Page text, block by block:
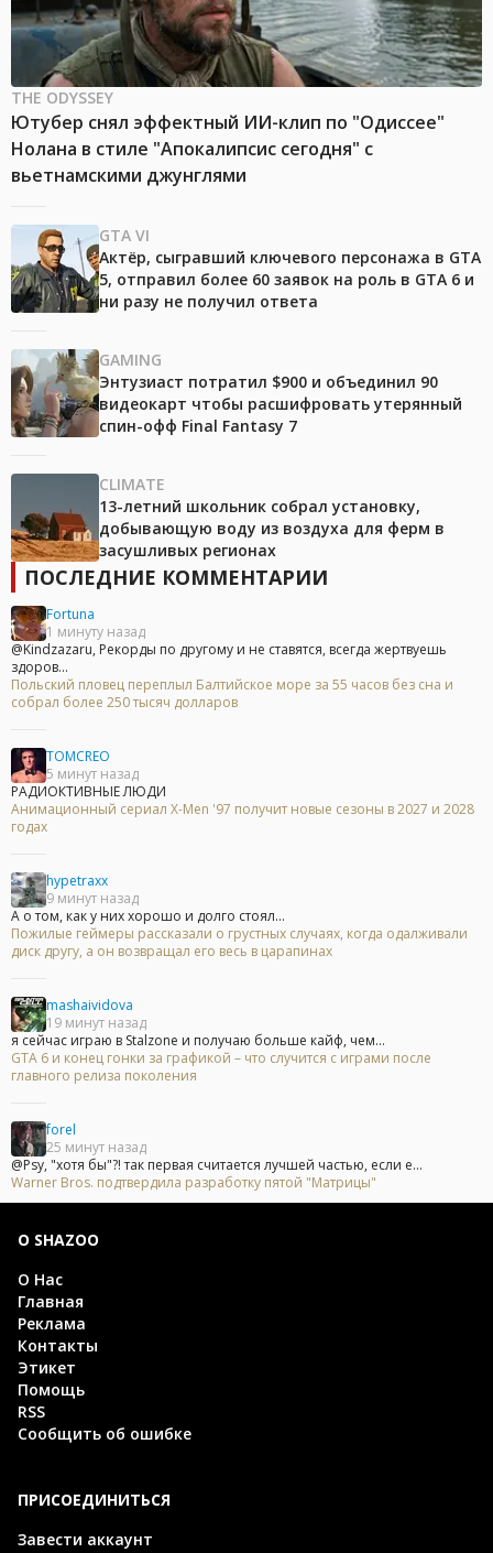
THE ODYSSEY
Ютубер снял эффектный ИИ-клип по "Одиссее"
Нолана в стиле "Апокалипсис сегодня" с
вьетнамскими джунглями
GTA VI
Актёр, сыгравший ключевого персонажа в GTA
5, отправил более 60 заявок на роль в GTA 6 и
ни разу не получил ответа
GAMING
Энтузиаст потратил $900 и объединил 90
видеокарт чтобы расшифровать утерянный
спин-офф Final Fantasy 7
CLIMATE
13-летний школьник собрал установку,
добывающую воду из воздуха для ферм в
засушливых регионах
ПОСЛЕДНИЕ КОММЕНТАРИИ
Fortuna
1 минуту назад
@Kindzazaru, Рекорды по другому и не ставятся, всегда жертвуешь
здоров...
Польский пловец переплыл Балтийское море за 55 часов без сна и
собрал более 250 тысяч долларов
TOMCREO
5 минут назад
РАДИОКТИВНЫЕ ЛЮДИ
Анимационный сериал X-Men '97 получит новые сезоны в 2027 и 2028
годах
hypetraxx
9 минут назад
А о том, как у них хорошо и долго стоял...
Пожилые геймеры рассказали о грустных случаях, когда одалживали
диск другу, а он возвращал его весь в царапинах
mashaividova
19 минут назад
я сейчас играю в Stalzone и получаю больше кайф, чем...
GTA 6 и конец гонки за графикой – что случится с играми после
главного релиза поколения
forel
25 минут назад
@Psy, "хотя бы"?! так первая считается лучшей частью, если е...
Warner Bros. подтвердила разработку пятой "Матрицы"
О SHAZOO
О Нас
Главная
Реклама
Контакты
Этикет
Помощь
RSS
Сообщить об ошибке
ПРИСОЕДИНИТЬСЯ
Завести аккаунт